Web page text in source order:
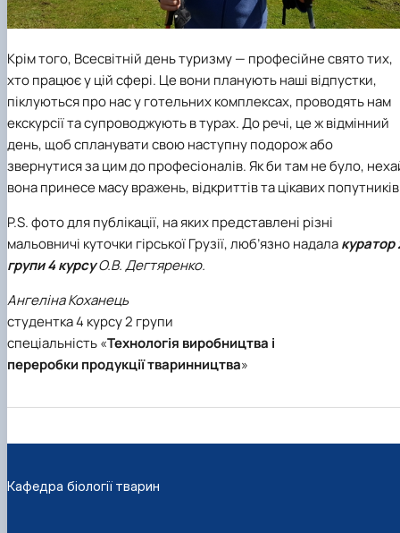
Крім того, Всесвітній день туризму — професійне свято тих,
хто працює у цій сфері. Це вони планують наші відпустки,
піклуються про нас у готельних комплексах, проводять нам
екскурсії та супроводжують в турах. До речі, це ж відмінний
день, щоб спланувати свою наступну подорож або
звернутися за цим до професіоналів. Як би там не було,
вона принесе масу вражень, відкриттів та цікавих
P.S. фото для публікації, на яких представлені різні
мальовничі куточки гірської Грузії, люб’язно надалакуратор
групи 4 курсуО.В. Дегтяренко.
Ангеліна Коханець
студентка 4 курсу 2 групи
спеціальність «Технологія виробництва і
переробки продукції тваринництва»
Кафедра біології тварин